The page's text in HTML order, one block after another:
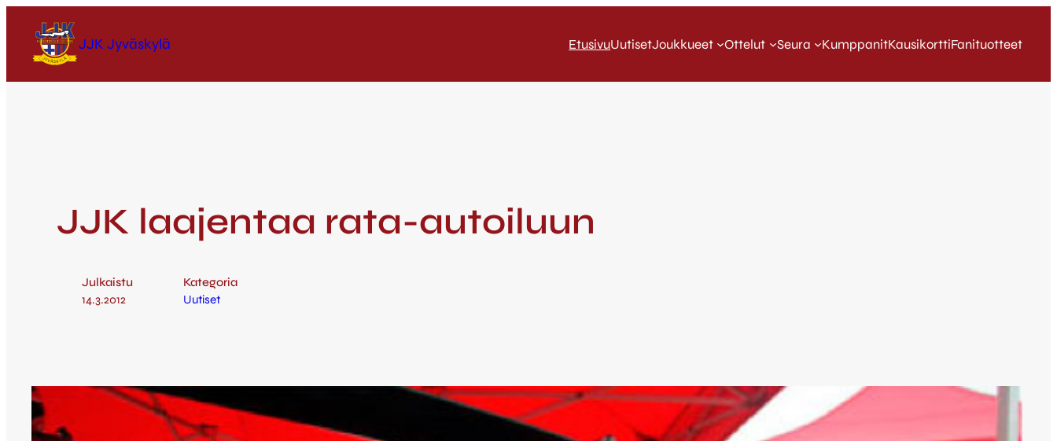
JJK Jyväskylä EtusivuUutisetJoukkueet Ottelut Seura KumppanitKausikorttiFanituotteet
JJK laajentaa rata-autoiluun
Julkaistu
14.3.2012
Kategoria
Uutiset